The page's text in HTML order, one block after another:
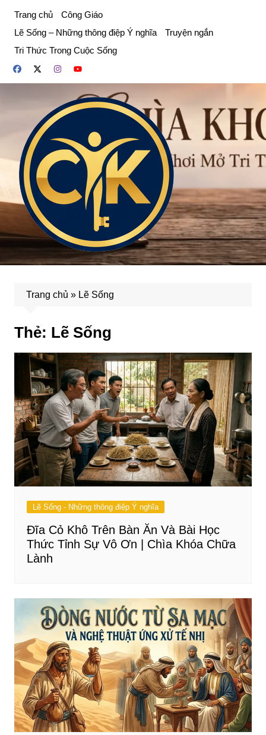
phần
dung
Trang chủ
Công Giáo
Lẽ Sống – Những thông điệp Ý nghĩa
Truyện ngắn
Tri Thức Trong Cuộc Sống
Trang chủ » Lẽ Sống
Thẻ: Lẽ Sống
Lẽ Sống - Những thông điệp Ý nghĩa
Đĩa Cỏ Khô Trên Bàn Ăn Và Bài Học
Thức Tỉnh Sự Vô Ơn | Chìa Khóa Chữa
Lành